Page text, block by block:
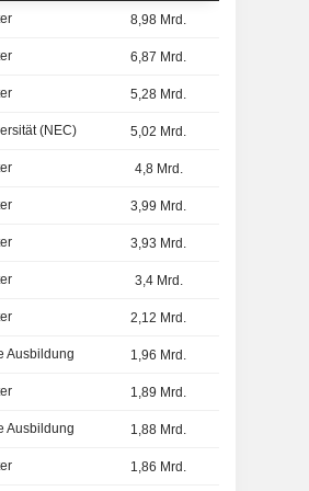
8,98 Mrd.
6,87 Mrd.
5,28 Mrd.
(NEC) 5,02 Mrd.
4,8 Mrd.
3,99 Mrd.
3,93 Mrd.
3,4 Mrd.
2,12 Mrd.
Ausbildung 1,96 Mrd.
1,89 Mrd.
Ausbildung 1,88 Mrd.
1,86 Mrd.